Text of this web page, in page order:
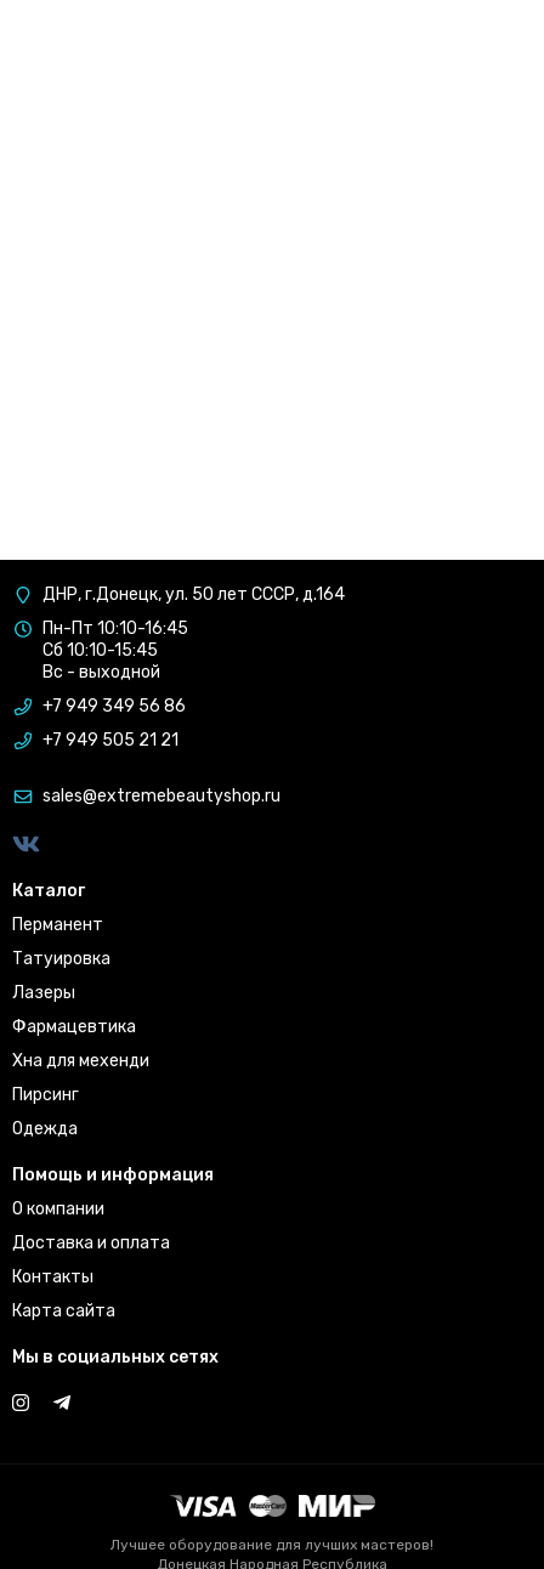
ДНР, г.Донецк, ул. 50 лет СССР, д.164
Пн-Пт 10:10-16:45
Сб 10:10-15:45
Вс - выходной
+7 949 349 56 86
+7 949 505 21 21
sales@extremebeautyshop.ru
Каталог
Перманент
Татуировка
Лазеры
Фармацевтика
Хна для мехенди
Пирсинг
Одежда
Помощь и информация
О компании
Доставка и оплата
Контакты
Карта сайта
Мы в социальных сетях
Лучшее оборудование для лучших мастеров!
Донецкая Народная Республика